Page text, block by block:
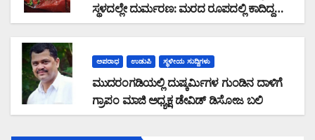
ಸ್ಥಳದಲ್ಲೇ ದುರ್ಮರಣ: ಮರದ ರೂಪದಲ್ಲಿ ಕಾದಿದ್ದ
ಜವರಾಯ
ಅಪರಾಧ ಉಡುಪಿ ಸ್ಥಳೀಯ ಸುದ್ದಿಗಳು
ಮುದರಂಗಡಿಯಲ್ಲಿ ದುಷ್ಕರ್ಮಿಗಳ ಗುಂಡಿನ ದಾಳಿಗೆ
ಗ್ರಾಪಂ ಮಾಜಿ ಅಧ್ಯಕ್ಷ ಡೇವಿಡ್ ಡಿಸೋಜ ಬಲಿ